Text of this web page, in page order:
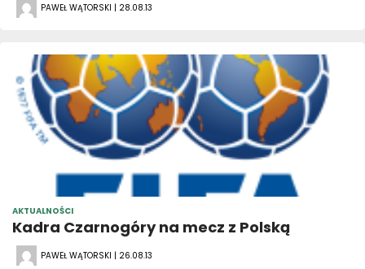
PAWEŁ WĄTORSKI | 28.08.13
AKTUALNOŚCI
Kadra Czarnogóry na mecz z Polską
PAWEŁ WĄTORSKI | 26.08.13